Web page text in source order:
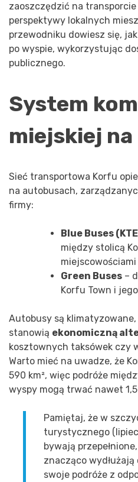
zaoszczędzić na
perspektywy lokalnych
przewodniku dowiesz się,
po wyspie, wykorzystując
publicznego.
System
miejskiej
Sieć transportowa Korfu
na autobusach,
firmy:
Blue Buses
między stolicą
Green Buses –
Korfu Town i
Autobusy są
stanowią ekonomiczną
kosztownych taksówek czy
Warto mieć na uwadze, że
590 km², więc podróże
wyspy mogą trwać nawet
Pamiętaj, że w
turystycznego
bywają
znacząco
swoje podróże z